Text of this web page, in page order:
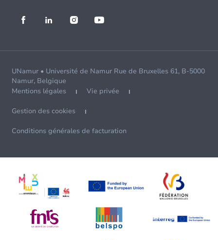
UNamur • Université de Namur Rue de Bruxelles 61, B-5000
Namur, Belgique
Mentions légales
Vie privée
Gestion des cookies
Conditions générales de facturation